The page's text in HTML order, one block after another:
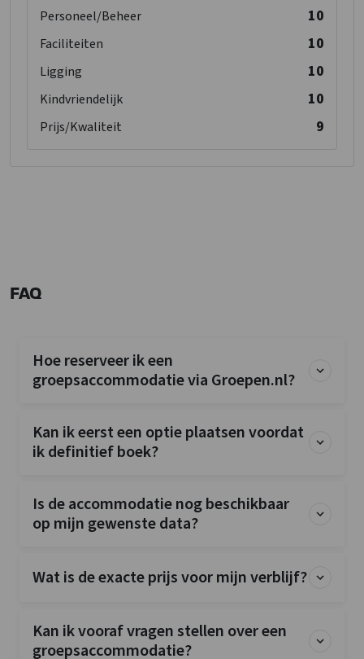
Personeel/Beheer 10
Faciliteiten 10
Ligging 10
Kindvriendelijk 10
Prijs/Kwaliteit 9
FAQ
Hoe reserveer ik een
groepsaccommodatie via Groepen.nl?
Kan ik eerst een optie plaatsen voordat
ik definitief boek?
Is de accommodatie nog beschikbaar
op mijn gewenste data?
Wat is de exacte prijs voor mijn verblijf?
Kan ik vooraf vragen stellen over een
groepsaccommodatie?